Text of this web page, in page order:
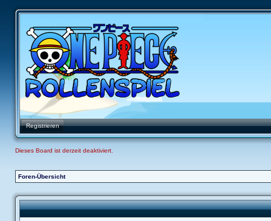
Registrieren
Dieses Board ist derzeit deaktiviert.
Foren-Übersicht